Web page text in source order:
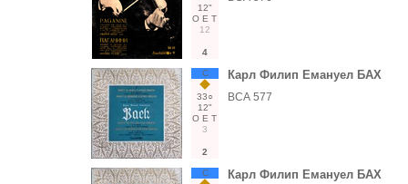
12"
О Е Т
12
4
С
33○
12"
О Е Т
3
2
Карл Филип Емануел БАХ
ВСА 577
С Карл Филип Емануел БАХ